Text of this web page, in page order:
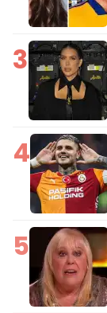
3
4
5